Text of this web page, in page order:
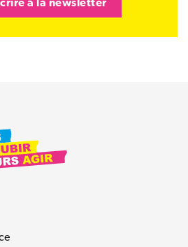
à la newsletter